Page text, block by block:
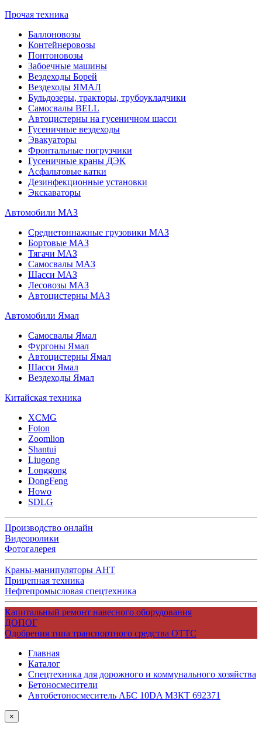
Прочая техника
Баллоновозы
Контейнеровозы
Понтоновозы
Забоечные машины
Вездеходы Борей
Вездеходы ЯМАЛ
Бульдозеры, тракторы, трубоукладчики
Самосвалы BELL
Автоцистерны на гусеничном шасси
Гусеничные вездеходы
Эвакуаторы
Фронтальные погрузчики
Гусеничные краны ДЭК
Асфальтовые катки
Дезинфекционные установки
Экскаваторы
Автомобили МАЗ
Среднетоннажные грузовики МАЗ
Бортовые МАЗ
Тягачи МАЗ
Самосвалы МАЗ
Шасси МАЗ
Лесовозы МАЗ
Автоцистерны МАЗ
Автомобили Ямал
Самосвалы Ямал
Фургоны Ямал
Автоцистерны Ямал
Шасси Ямал
Вездеходы Ямал
Китайская техника
XCMG
Foton
Zoomlion
Shantui
Liugong
Longgong
DongFeng
Howo
SDLG
Производство онлайн
Видеоролики
Фотогалерея
Краны-манипуляторы АНТ
Прицепная техника
Нефтепромысловая спецтехника
Капитальный ремонт навесного оборудования
ДОПОГ
Одобрения типа транспортного средства ОТТС
Главная
Каталог
Спецтехника для дорожного и коммунального хозяйства
Бетоносмесители
Автобетоносмеситель АБС 10DA МЗКТ 692371
×